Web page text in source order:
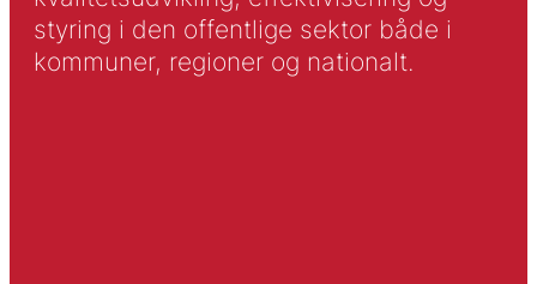
styring i den offentlige sektor både i
kommuner, regioner og nationalt.